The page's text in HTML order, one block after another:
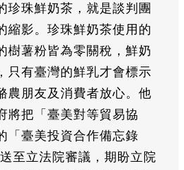
珍珠鮮奶茶，就是談判團
縮影。珍珠鮮奶茶使用的
樹薯粉皆為零關稅，鮮奶
只有臺灣的鮮乳才會標示
農朋友及消費者放心。他
將把「臺美對等貿易協
「臺美投資合作備忘錄
至立法院審議，期盼立院